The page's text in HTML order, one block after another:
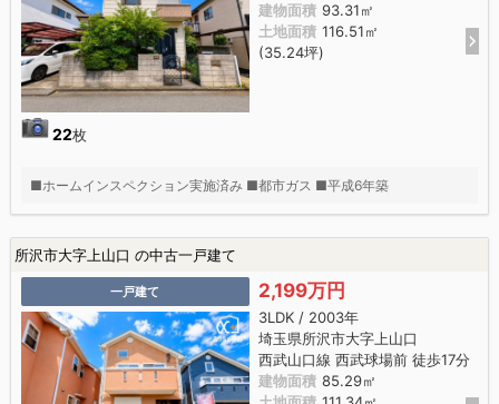
22枚
建物面積 93.31㎡
土地面積 116.51㎡
(35.24坪)
■ホームインスペクション実施済み ■都市ガス ■平成6年築
所沢市大字上山口 の中古一戸建て
一戸建て 2,199万円
3LDK / 2003年
埼玉県所沢市大字上山口
西武山口線 西武球場前 徒歩17分
建物面積 85.29㎡